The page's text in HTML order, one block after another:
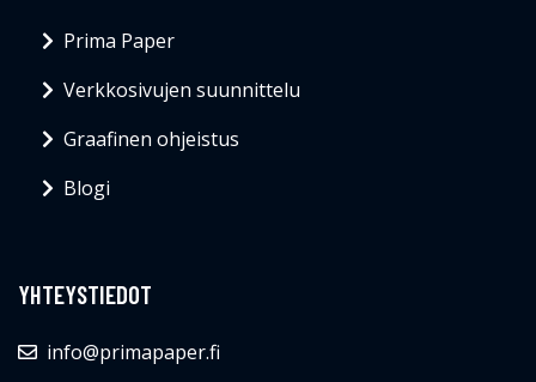
Prima Paper
Verkkosivujen suunnittelu
Graafinen ohjeistus
Blogi
YHTEYSTIEDOT
info@primapaper.fi